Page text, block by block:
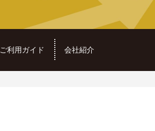
ご利用ガイド 会社紹介